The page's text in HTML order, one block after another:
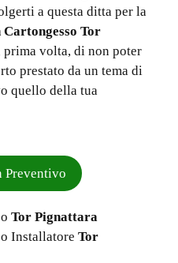
a questa ditta per la
Tor
prima volta, di non poter
prestato da un tema di
quello della tua
Preventivo
Tor Pignattara
Installatore Tor